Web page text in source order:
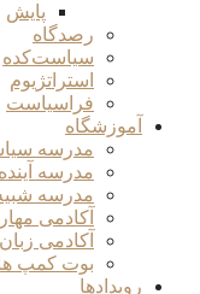
پایش
رصدگاه
سیاست‌کده
استراتژیوم
فراسیاست
آموزشگاه
مدرسه
مدرسه
مدرسه
آکادمی
آکادمی
بوت کمپ
رویدادها